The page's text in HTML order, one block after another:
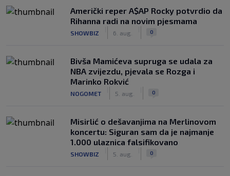
Američki reper A$AP Rocky potvrdio da
Rihanna radi na novim pjesmama
SHOWBIZ 6. aug. 0
Bivša Mamićeva supruga se udala za
NBA zvijezdu, pjevala se Rozga i
Marinko Rokvić
NOGOMET 5. aug. 0
Misirlić o dešavanjima na Merlinovom
koncertu: Siguran sam da je najmanje
1.000 ulaznica falsifikovano
SHOWBIZ 5. aug. 0